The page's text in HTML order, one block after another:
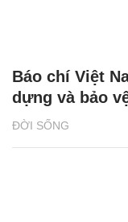
ĐỜI SỐNG
Báo chí Việt
dựng và bảo